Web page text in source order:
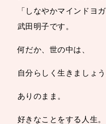
「しなやかマインドヨ
武田明子です。
何だか、世の中は、
自分らしく生きましょう
ありのまま。
好きなことをする人生。